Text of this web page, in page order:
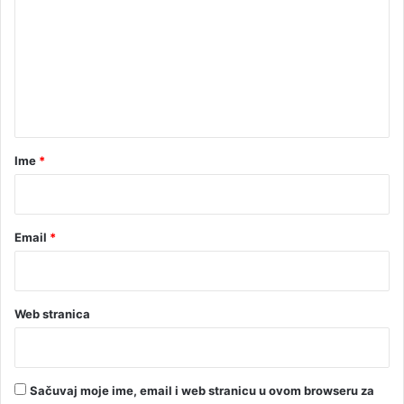
rIme *
Email *
Web stranica
Sačuvaj moje ime, email i web stranicu u ovom browseru za